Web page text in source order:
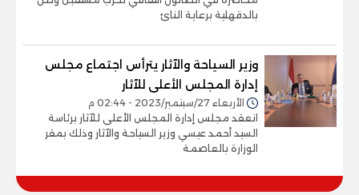
بالدقهلية برعاية النائ
وزير السياحة والآثار يترأس اجتماع مجلس
إدارة المجلس الأعلى للآثار
الأربعاء 27/سبتمبر/2023 - 02:44 م
انعقد مجلس إدارة المجلس الأعلى للآثار برئاسة
السيد أحمد عيسي وزير السياحة والآثار وذلك بمقر
الوزارة بالعاصمة